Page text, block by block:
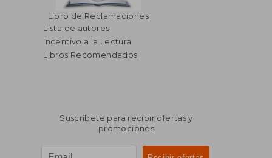
Libro de Reclamaciones
Lista de autores
Incentivo a la Lectura
Libros Recomendados
Suscríbete para recibir ofertas y
promociones